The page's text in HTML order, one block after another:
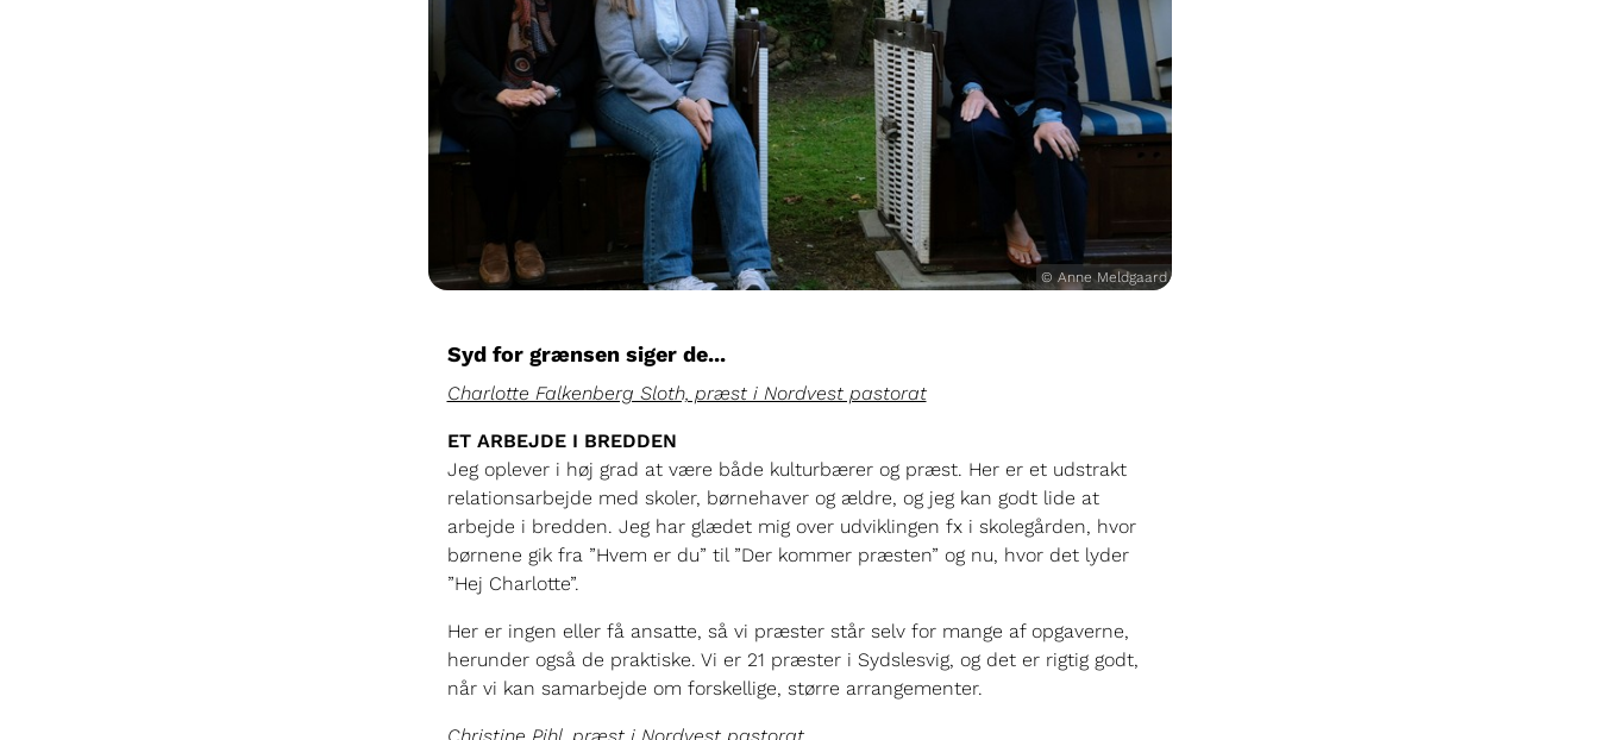
© Anne Meldgaard
Syd for grænsen siger de...
Charlotte Falkenberg Sloth, præst i Nordvest pastorat
ET ARBEJDE I BREDDEN
Jeg oplever i høj grad at være både kulturbærer og præst. Her er et udstrakt
relationsarbejde med skoler, børnehaver og ældre, og jeg kan godt lide at
arbejde i bredden. Jeg har glædet mig over udviklingen fx i skolegården, hvor
børnene gik fra ”Hvem er du” til ”Der kommer præsten” og nu, hvor det lyder
”Hej Charlotte”.
Her er ingen eller få ansatte, så vi præster står selv for mange af opgaverne,
herunder også de praktiske. Vi er 21 præster i Sydslesvig, og det er rigtig godt,
når vi kan samarbejde om forskellige, større arrangementer.